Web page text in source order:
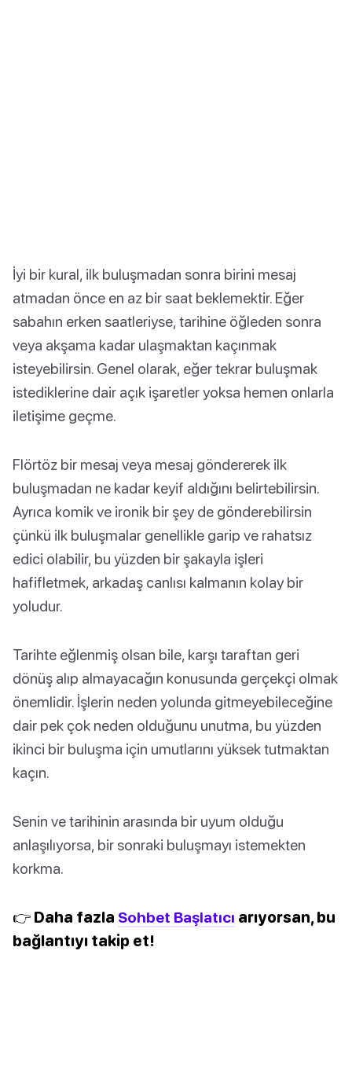
İyi bir kural, ilk buluşmadan sonra birini mesaj
atmadan önce en az bir saat beklemektir. Eğer
sabahın erken saatleriyse, tarihine öğleden sonra
veya akşama kadar ulaşmaktan kaçınmak
isteyebilirsin. Genel olarak, eğer tekrar buluşmak
istediklerine dair açık işaretler yoksa hemen onlarla
iletişime geçme.
Flörtöz bir mesaj veya mesaj göndererek ilk
buluşmadan ne kadar keyif aldığını belirtebilirsin.
Ayrıca komik ve ironik bir şey de gönderebilirsin
çünkü ilk buluşmalar genellikle garip ve rahatsız
edici olabilir, bu yüzden bir şakayla işleri
hafifletmek, arkadaş canlısı kalmanın kolay bir
yoludur.
Tarihte eğlenmiş olsan bile, karşı taraftan geri
dönüş alıp almayacağın konusunda gerçekçi olmak
önemlidir. İşlerin neden yolunda gitmeyebileceğine
dair pek çok neden olduğunu unutma, bu yüzden
ikinci bir buluşma için umutlarını yüksek tutmaktan
kaçın.
Senin ve tarihinin arasında bir uyum olduğu
anlaşılıyorsa, bir sonraki buluşmayı istemekten
korkma.
👉 Daha fazla Sohbet Başlatıcı arıyorsan, bu
bağlantıyı takip et!